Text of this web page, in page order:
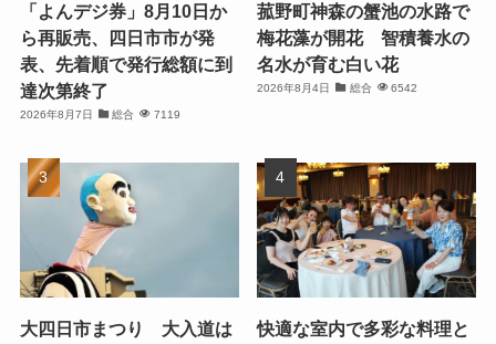
「よんデジ券」8月10日か
ら再販売、四日市市が発
表、先着順で発行総額に到
達次第終了
2026年8月7日 総合 7119
菰野町神森の蟹池の水路で
梅花藻が開花 智積養水の
名水が育む白い花
2026年8月4日 総合 6542
大四日市まつり 大入道は
快適な室内で多彩な料理と